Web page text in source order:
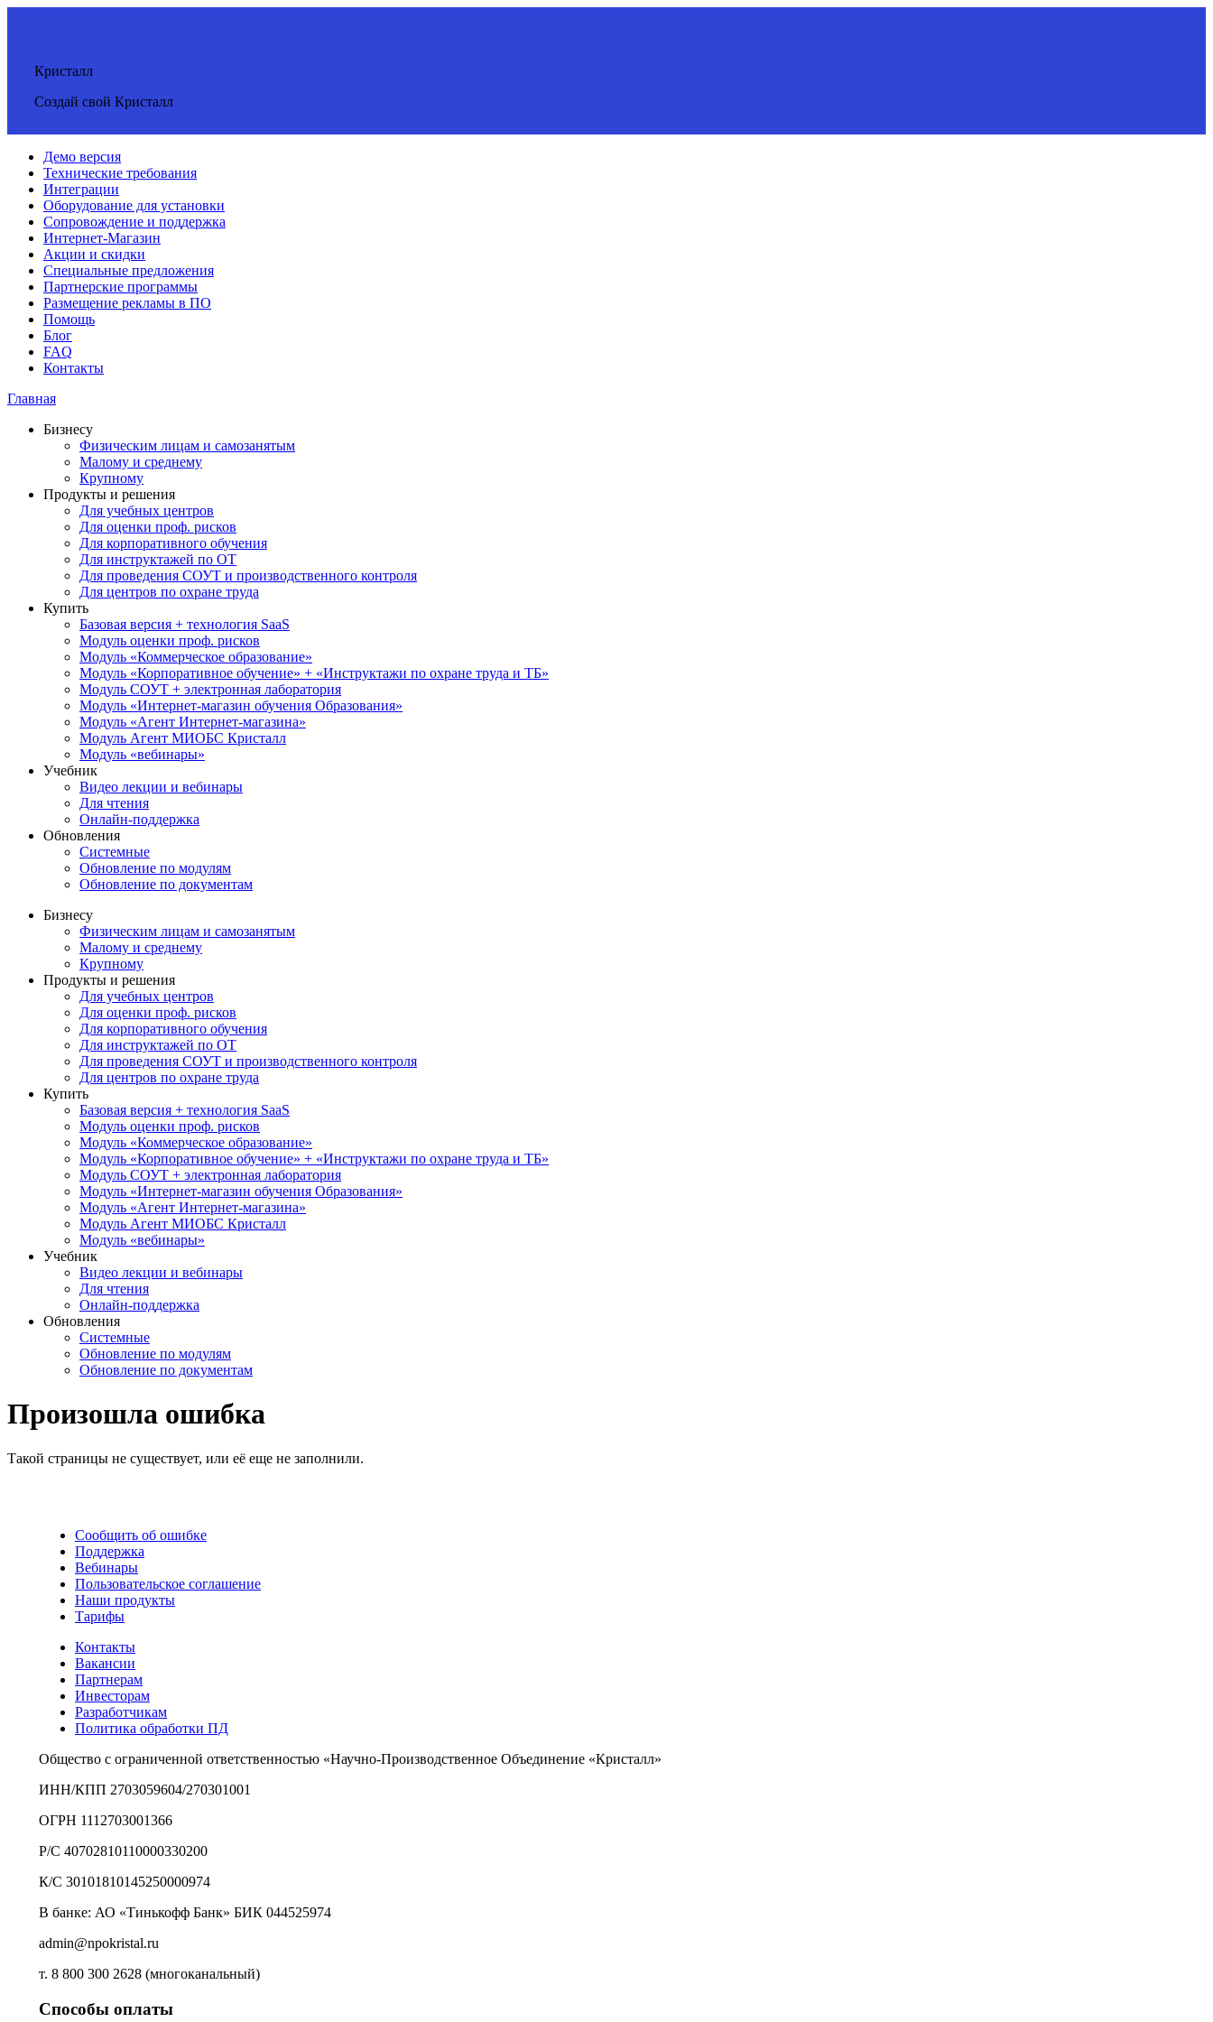
Кристалл
Создай свой Кристалл
Демо версия
Технические требования
Интеграции
Оборудование для установки
Сопровождение и поддержка
Интернет-Магазин
Акции и скидки
Специальные предложения
Партнерские программы
Размещение рекламы в ПО
Помощь
Блог
FAQ
Контакты
Главная
Бизнесу
Физическим лицам и самозанятым
Малому и среднему
Крупному
Продукты и решения
Для учебных центров
Для оценки проф. рисков
Для корпоративного обучения
Для инструктажей по ОТ
Для проведения СОУТ и производственного контроля
Для центров по охране труда
Купить
Базовая версия + технология SaaS
Модуль оценки проф. рисков
Модуль «Коммерческое образование»
Модуль «Корпоративное обучение» + «Инструктажи по охране труда и ТБ»
Модуль СОУТ + электронная лаборатория
Модуль «Интернет-магазин обучения Образования»
Модуль «Агент Интернет-магазина»
Модуль Агент МИОБС Кристалл
Модуль «вебинары»
Учебник
Видео лекции и вебинары
Для чтения
Онлайн-поддержка
Обновления
Системные
Обновление по модулям
Обновление по документам
Бизнесу
Физическим лицам и самозанятым
Малому и среднему
Крупному
Продукты и решения
Для учебных центров
Для оценки проф. рисков
Для корпоративного обучения
Для инструктажей по ОТ
Для проведения СОУТ и производственного контроля
Для центров по охране труда
Купить
Базовая версия + технология SaaS
Модуль оценки проф. рисков
Модуль «Коммерческое образование»
Модуль «Корпоративное обучение» + «Инструктажи по охране труда и ТБ»
Модуль СОУТ + электронная лаборатория
Модуль «Интернет-магазин обучения Образования»
Модуль «Агент Интернет-магазина»
Модуль Агент МИОБС Кристалл
Модуль «вебинары»
Учебник
Видео лекции и вебинары
Для чтения
Онлайн-поддержка
Обновления
Системные
Обновление по модулям
Обновление по документам
Произошла ошибка
Такой страницы не существует, или её еще не заполнили.
Сообщить об ошибке
Поддержка
Вебинары
Пользовательское соглашение
Наши продукты
Тарифы
Контакты
Вакансии
Партнерам
Инвесторам
Разработчикам
Политика обработки ПД
Общество с ограниченной ответственностью «Научно-Производственное Объединение «Кристалл»
ИНН/КПП 2703059604/270301001
ОГРН 1112703001366
Р/С 40702810110000330200
К/С 30101810145250000974
В банке: АО «Тинькофф Банк» БИК 044525974
admin@npokristal.ru
т. 8 800 300 2628 (многоканальный)
Способы оплаты